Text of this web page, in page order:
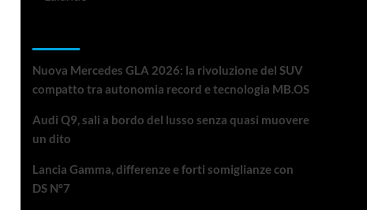
Nuova Mercedes GLA 2026: la rivoluzione del SUV
compatto tra autonomia record e tecnologia MB.OS
Audi Q9, sali a bordo del lusso senza quasi muovere
un dito
Lancia Gamma, differenze e forti somiglianze con
DS N°7